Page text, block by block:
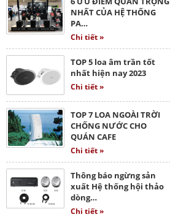
NHẤT CỦA HỆ THỐNG
PA…
Chi tiết »
TOP 5 loa âm trần tốt
nhất hiện nay 2023
Chi tiết »
TOP 7 LOA NGOÀI TRỜI
CHỐNG NƯỚC CHO
QUÁN CAFE
Chi tiết »
Thông báo ngừng sản
xuất Hệ thống hội thảo
dòng…
Chi tiết »